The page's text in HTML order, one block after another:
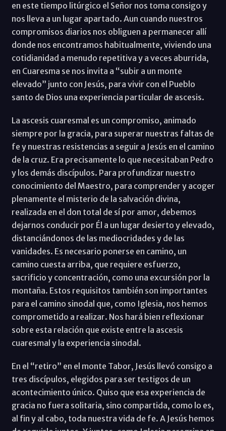
en este tiempo litúrgico el Señor nos toma consigo y
nos lleva a un lugar apartado. Aun cuando nuestros
compromisos diarios nos obliguen a permanecer allí
donde nos encontramos habitualmente, viviendo una
cotidianidad a menudo repetitiva y a veces aburrida,
en Cuaresma se nos invita a “subir a un monte
elevado” junto con Jesús, para vivir con el Pueblo
santo de Dios una experiencia particular de ascesis.
La ascesis cuaresmal es un compromiso, animado
siempre por la gracia, para superar nuestras faltas de
fe y nuestras resistencias a seguir a Jesús en el camino
de la cruz. Era precisamente lo que necesitaban Pedro
y los demás discípulos. Para profundizar nuestro
conocimiento del Maestro, para comprender y acoger
plenamente el misterio de la salvación divina,
realizada en el don total de sí por amor, debemos
dejarnos conducir por Él a un lugar desierto y elevado,
distanciándonos de las mediocridades y de las
vanidades. Es necesario ponerse en camino, un
camino cuesta arriba, que requiere esfuerzo,
sacrificio y concentración, como una excursión por la
montaña. Estos requisitos también son importantes
para el camino sinodal que, como Iglesia, nos hemos
comprometido a realizar. Nos hará bien reflexionar
sobre esta relación que existe entre la ascesis
cuaresmal y la experiencia sinodal.
En el “retiro” en el monte Tabor, Jesús llevó consigo a
tres discípulos, elegidos para ser testigos de un
acontecimiento único. Quiso que esa experiencia de
gracia no fuera solitaria, sino compartida, como lo es,
al fin y al cabo, toda nuestra vida de fe. A Jesús hemos